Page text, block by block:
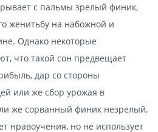
с пальмы зрелый финик,
женитьбу на набожной и
Однако некоторые
что такой сон предвещает
дар со стороны
или же сбор урожая в
же сорванный финик незрелый,
нравоучения, но не использует